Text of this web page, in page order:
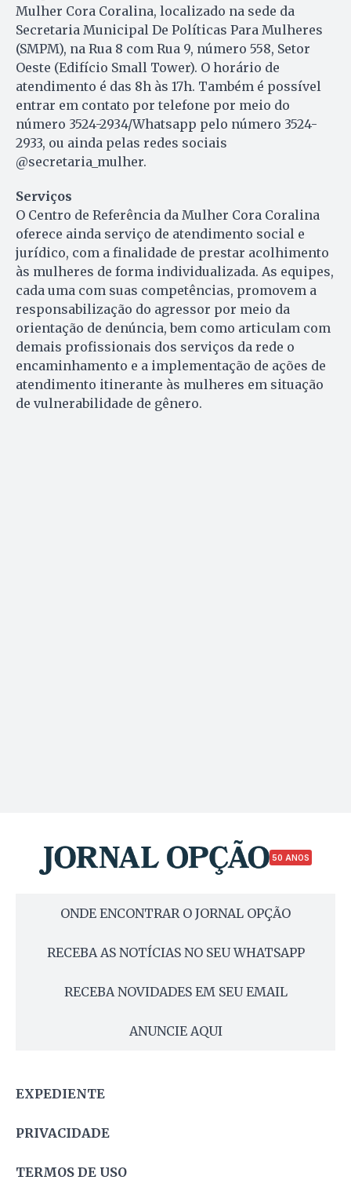
Mulher Cora Coralina, localizado na sede da
Secretaria Municipal De Políticas Para Mulheres
(SMPM), na Rua 8 com Rua 9, número 558, Setor
Oeste (Edifício Small Tower). O horário de
atendimento é das 8h às 17h. Também é possível
entrar em contato por telefone por meio do
número 3524-2934/Whatsapp pelo número 3524-
2933, ou ainda pelas redes sociais
@secretaria_mulher.
Serviços
O Centro de Referência da Mulher Cora Coralina
oferece ainda serviço de atendimento social e
jurídico, com a finalidade de prestar acolhimento
às mulheres de forma individualizada. As equipes,
cada uma com suas competências, promovem a
responsabilização do agressor por meio da
orientação de denúncia, bem como articulam com
demais profissionais dos serviços da rede o
encaminhamento e a implementação de ações de
atendimento itinerante às mulheres em situação
de vulnerabilidade de gênero.
50 ANOS
ONDE ENCONTRAR O JORNAL OPÇÃO
RECEBA AS NOTÍCIAS NO SEU WHATSAPP
RECEBA NOVIDADES EM SEU EMAIL
ANUNCIE AQUI
EXPEDIENTE
PRIVACIDADE
TERMOS DE USO